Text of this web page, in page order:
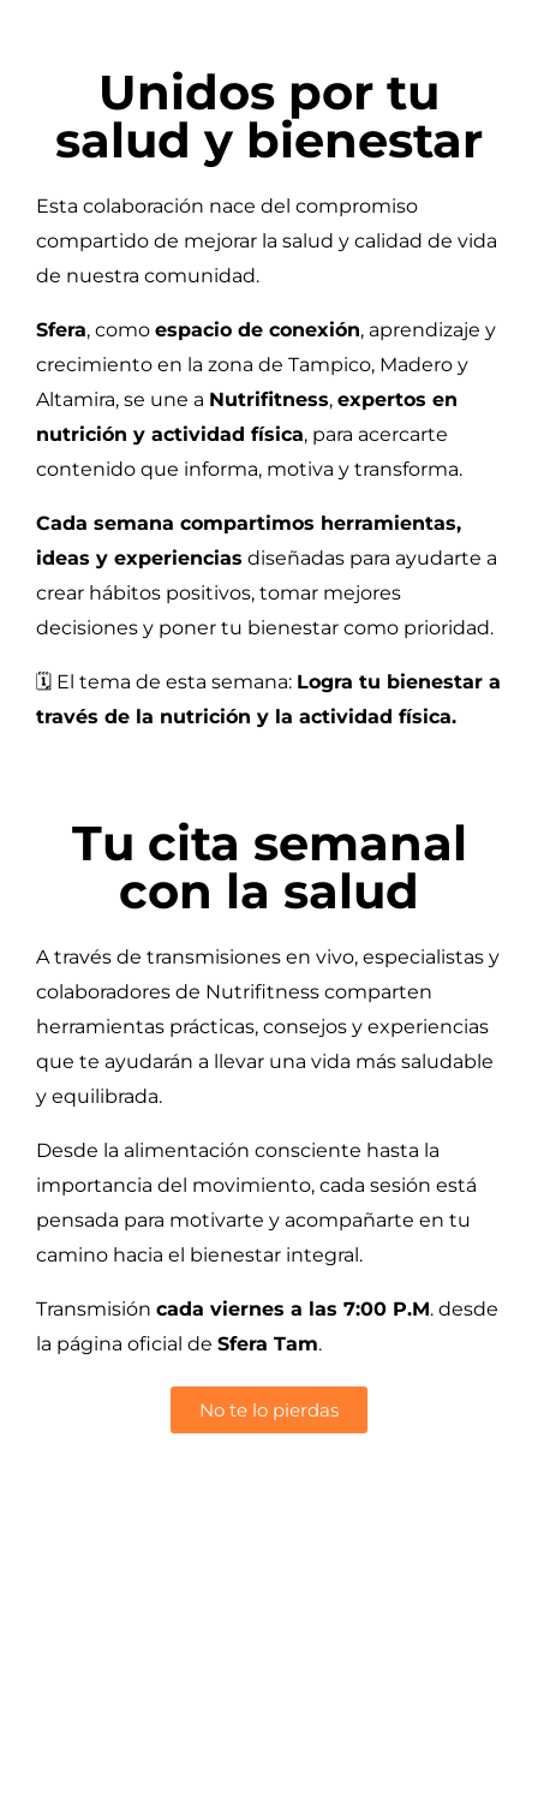
Unidos por tu
salud y bienestar
Esta colaboración nace del compromiso
compartido de mejorar la salud y calidad de vida
de nuestra comunidad.
Sfera, como espacio de conexión, aprendizaje y
crecimiento en la zona de Tampico, Madero y
Altamira, se une a Nutrifitness, expertos en
nutrición y actividad física, para acercarte
contenido que informa, motiva y transforma.
Cada semana compartimos herramientas,
ideas y experiencias diseñadas para ayudarte a
crear hábitos positivos, tomar mejores
decisiones y poner tu bienestar como prioridad.
🗓️ El tema de esta semana: Logra tu bienestar a
través de la nutrición y la actividad física.
Tu cita semanal
con la salud
A través de transmisiones en vivo, especialistas y
colaboradores de Nutrifitness comparten
herramientas prácticas, consejos y experiencias
que te ayudarán a llevar una vida más saludable
y equilibrada.
Desde la alimentación consciente hasta la
importancia del movimiento, cada sesión está
pensada para motivarte y acompañarte en tu
camino hacia el bienestar integral.
Transmisión cada viernes a las 7:00 P.M. desde
la página oficial de Sfera Tam.
No te lo pierdas